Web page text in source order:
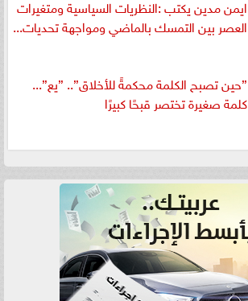
ايمن مدين يكتب :النظريات السياسية ومتغيرات
العصر بين التمسك بالماضي ومواجهة تحديات...
”حين تصبح الكلمة محكمةً للأخلاق”.. ”يع”...
كلمة صغيرة تختصر قبحًا كبيرًا